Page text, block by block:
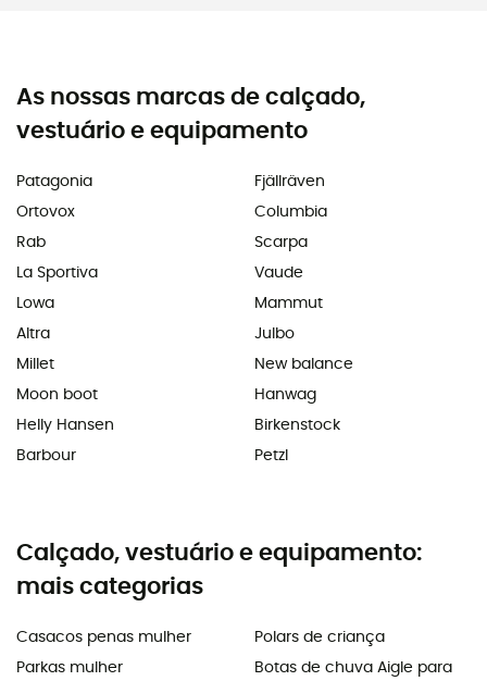
As nossas marcas de calçado,
vestuário e equipamento
Patagonia
Ortovox
Rab
La Sportiva
Lowa
Altra
Millet
Moon boot
Helly Hansen
Barbour
Fjällräven
Columbia
Scarpa
Vaude
Mammut
Julbo
New balance
Hanwag
Birkenstock
Petzl
Calçado, vestuário e equipamento:
mais categorias
Casacos penas mulher
Parkas mulher
Polars de criança
Botas de chuva Aigle para